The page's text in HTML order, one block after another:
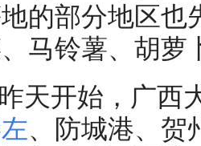
的部分地区也
马铃薯、胡萝
天开始，广西
、防城港、贺